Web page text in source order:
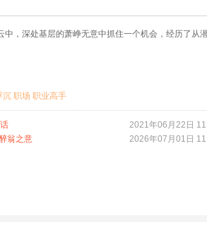
中，深处基层的萧峥无意中抓住一个机会，经历了从
沉 职场 职业高手
2021年06月22日
翁之意 2026年07月01日